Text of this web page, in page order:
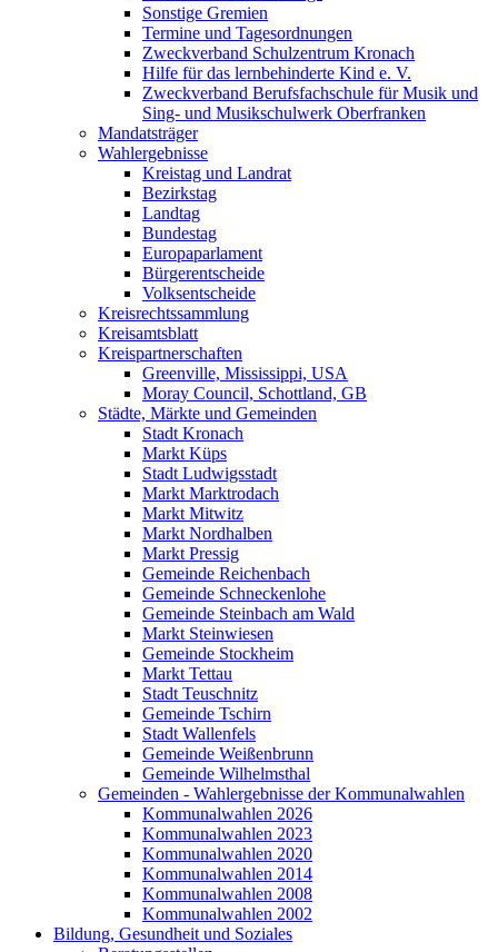
Sonstige Gremien
Termine und Tagesordnungen
Zweckverband Schulzentrum Kronach
Hilfe für das lernbehinderte Kind e. V.
Zweckverband Berufsfachschule für Musik und
Sing- und Musikschulwerk Oberfranken
Mandatsträger
Wahlergebnisse
Kreistag und Landrat
Bezirkstag
Landtag
Bundestag
Europaparlament
Bürgerentscheide
Volksentscheide
Kreisrechtssammlung
Kreisamtsblatt
Kreispartnerschaften
Greenville, Mississippi, USA
Moray Council, Schottland, GB
Städte, Märkte und Gemeinden
Stadt Kronach
Markt Küps
Stadt Ludwigsstadt
Markt Marktrodach
Markt Mitwitz
Markt Nordhalben
Markt Pressig
Gemeinde Reichenbach
Gemeinde Schneckenlohe
Gemeinde Steinbach am Wald
Markt Steinwiesen
Gemeinde Stockheim
Markt Tettau
Stadt Teuschnitz
Gemeinde Tschirn
Stadt Wallenfels
Gemeinde Weißenbrunn
Gemeinde Wilhelmsthal
Gemeinden - Wahlergebnisse der Kommunalwahlen
Kommunalwahlen 2026
Kommunalwahlen 2023
Kommunalwahlen 2020
Kommunalwahlen 2014
Kommunalwahlen 2008
Kommunalwahlen 2002
Bildung, Gesundheit und Soziales